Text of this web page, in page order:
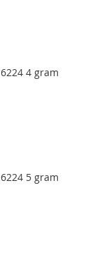
4 gram
5 gram